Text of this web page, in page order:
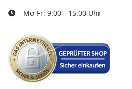
Mo-Fr: 9:00 - 15:00 Uhr